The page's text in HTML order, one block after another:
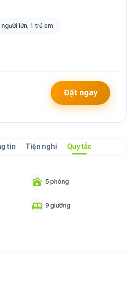
người lớn, 1 trẻ em
Đặt ngay
tin Tiện nghi Quy tắc
5 phòng
9 giường